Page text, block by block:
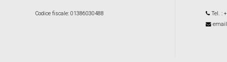
Codice fiscale: 01386030488 Tel. :
email